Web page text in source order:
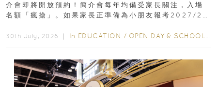
介會即將開放預約！簡介會每年均備受家長關注，入場
名額「瘋搶」。如果家長正準備為小朋友報考2027/28
30th July, 2026 ｜ In EDUCATION / OPEN DAY & SCHOOL EVENTS